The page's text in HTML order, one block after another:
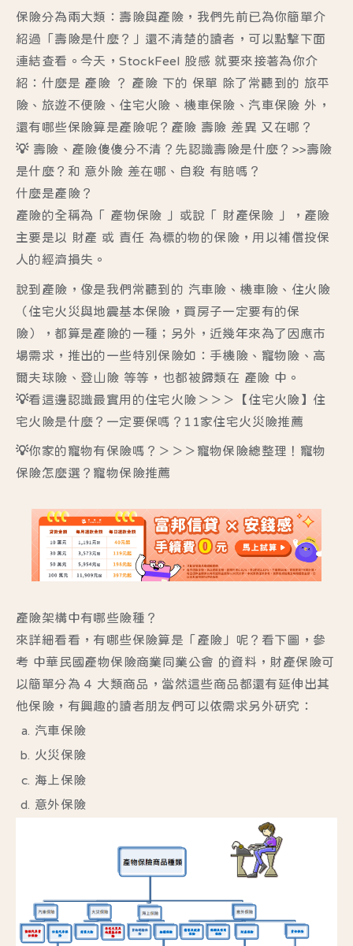
保險分為兩大類：壽險與產險，我們先前已為你簡單介
紹過「壽險是什麼？」還不清楚的讀者，可以點擊下面
連結查看。今天，StockFeel 股感 就要來接著為你介
紹：什麼是 產險 ？ 產險 下的 保單 除了常聽到的 旅平
險、旅遊不便險、住宅火險、機車保險、汽車保險 外，
還有哪些保險算是產險呢？產險 壽險 差異 又在哪？
💡 壽險、產險傻傻分不清？先認識壽險是什麼？>>壽險
是什麼？和 意外險 差在哪、自殺 有賠嗎？
什麼是產險？
產險的全稱為「 產物保險 」或說「 財產保險 」，產險
主要是以 財產 或 責任 為標的物的保險，用以補償投保
人的經濟損失。
說到產險，像是我們常聽到的 汽車險、機車險、住火險
（住宅火災與地震基本保險，買房子一定要有的保
險），都算是產險的一種；另外，近幾年來為了因應市
場需求，推出的一些特別保險如：手機險、寵物險、高
爾夫球險、登山險 等等，也都被歸類在 產險 中。
💡看這邊認識最實用的住宅火險 ＞＞＞
【住宅火險】住
宅火險是什麼？一定要保嗎？11家住宅火災險推薦
💡你家的寵物有保險嗎？ ＞＞＞ 寵物保險總整理！寵物
保險怎麼選？寵物保險推薦
產險架構中有哪些險種？
來詳細看看，有哪些保險算是「產險」呢？看下圖，參
考 中華民國產物保險商業同業公會 的資料，財產保險可
以簡單分為 4 大類商品，當然這些商品都還有延伸出其
他保險，有興趣的讀者朋友們可以依需求另外研究：
汽車保險
火災保險
海上保險
意外保險